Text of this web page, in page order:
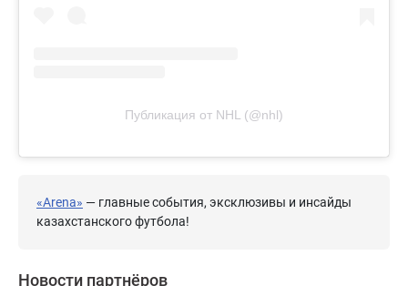
Публикация от NHL (@nhl)
«Arena» — главные события, эксклюзивы и инсайды
казахстанского футбола!